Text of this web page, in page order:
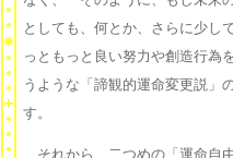
としても、何とか、さらに少し
っともっと良い努力や創造行為
うような「諦観的運命変更説」
す。
それから、二つめの「運命自